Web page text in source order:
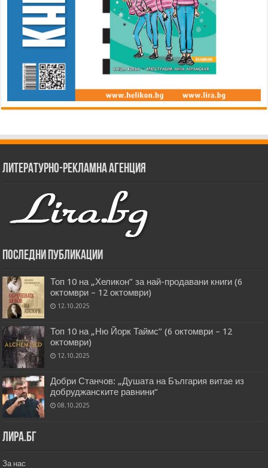
Литературно-рекламна агенция
Последни публикации
Топ 10 на „Хеликон” за най-продавани книги (6
октомври – 12 октомври)
12.10.2025
Топ 10 на „Ню Йорк Таймс” (6 октомври – 12
октомври)
12.10.2025
Добри Станчов: „Душата на България витае из
добруджанските равнини“
08.10.2025
Лира.бг
За нас